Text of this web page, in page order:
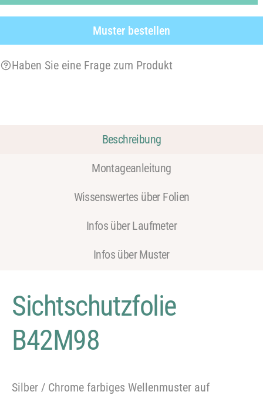
Muster bestellen
Haben Sie eine Frage zum Produkt
Beschreibung
Montageanleitung
Wissenswertes über Folien
Infos über Laufmeter
Infos über Muster
Sichtschutzfolie
B42M98
Silber / Chrome farbiges Wellenmuster auf